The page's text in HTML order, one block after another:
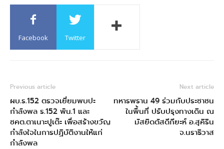
Facebook Twitter
Previous article
ผบ.ร.152 ตรวจเยี่ยมพบปะ
กำลังพล ร.152 พัน.1 และ
ชคต.ตาเนาะปูเต๊ะ เพื่อสร้างขวัญ
กำลังใจในการปฏิบัติงานให้แก่
กำลังพล
Next article
ทหารพราน 49 ร่วมกับประชาชน
ในพื้นที่ ปรับปรุงทางเดิน ณ
มัสยิดตัสดีกียะห์ อ.สุคิริน
จ.นราธิวาส